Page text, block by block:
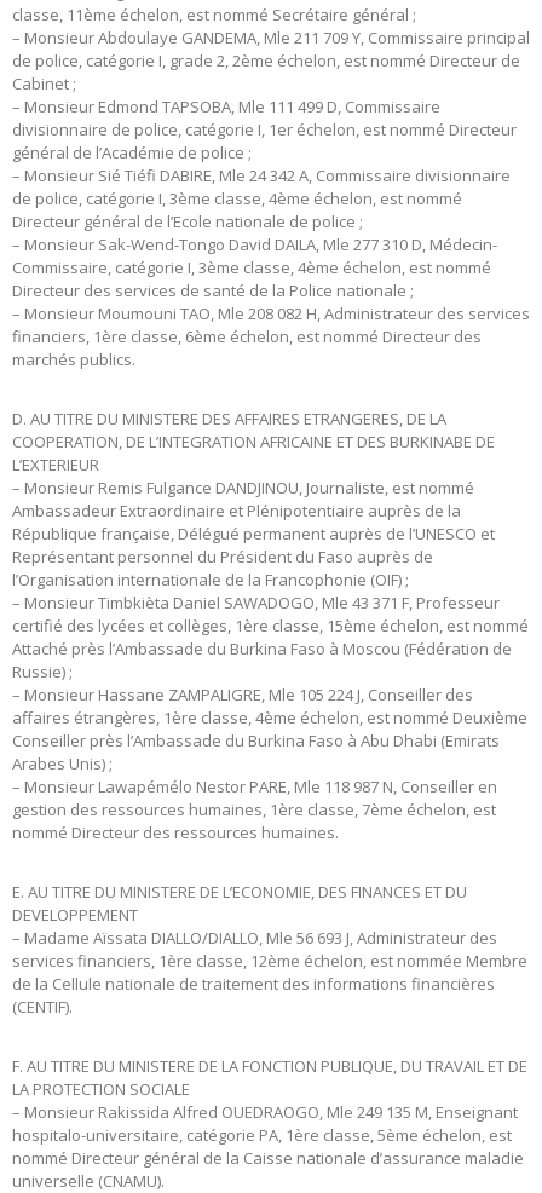
classe, 11ème échelon, est nommé Secrétaire général ;
– Monsieur Abdoulaye GANDEMA, Mle 211 709 Y, Commissaire principal
de police, catégorie I, grade 2, 2ème échelon, est nommé Directeur de
Cabinet ;
– Monsieur Edmond TAPSOBA, Mle 111 499 D, Commissaire
divisionnaire de police, catégorie I, 1er échelon, est nommé Directeur
général de l’Académie de police ;
– Monsieur Sié Tiéfi DABIRE, Mle 24 342 A, Commissaire divisionnaire
de police, catégorie I, 3ème classe, 4ème échelon, est nommé
Directeur général de l’Ecole nationale de police ;
– Monsieur Sak-Wend-Tongo David DAILA, Mle 277 310 D, Médecin-
Commissaire, catégorie I, 3ème classe, 4ème échelon, est nommé
Directeur des services de santé de la Police nationale ;
– Monsieur Moumouni TAO, Mle 208 082 H, Administrateur des services
financiers, 1ère classe, 6ème échelon, est nommé Directeur des
marchés publics.
D. AU TITRE DU MINISTERE DES AFFAIRES ETRANGERES, DE LA
COOPERATION, DE L’INTEGRATION AFRICAINE ET DES BURKINABE DE
L’EXTERIEUR
– Monsieur Remis Fulgance DANDJINOU, Journaliste, est nommé
Ambassadeur Extraordinaire et Plénipotentiaire auprès de la
République française, Délégué permanent auprès de l’UNESCO et
Représentant personnel du Président du Faso auprès de
l’Organisation internationale de la Francophonie (OIF) ;
– Monsieur Timbkièta Daniel SAWADOGO, Mle 43 371 F, Professeur
certifié des lycées et collèges, 1ère classe, 15ème échelon, est nommé
Attaché près l’Ambassade du Burkina Faso à Moscou (Fédération de
Russie) ;
– Monsieur Hassane ZAMPALIGRE, Mle 105 224 J, Conseiller des
affaires étrangères, 1ère classe, 4ème échelon, est nommé Deuxième
Conseiller près l’Ambassade du Burkina Faso à Abu Dhabi (Emirats
Arabes Unis) ;
– Monsieur Lawapémélo Nestor PARE, Mle 118 987 N, Conseiller en
gestion des ressources humaines, 1ère classe, 7ème échelon, est
nommé Directeur des ressources humaines.
E. AU TITRE DU MINISTERE DE L’ECONOMIE, DES FINANCES ET DU
DEVELOPPEMENT
– Madame Aïssata DIALLO/DIALLO, Mle 56 693 J, Administrateur des
services financiers, 1ère classe, 12ème échelon, est nommée Membre
de la Cellule nationale de traitement des informations financières
(CENTIF).
F. AU TITRE DU MINISTERE DE LA FONCTION PUBLIQUE, DU TRAVAIL ET DE
LA PROTECTION SOCIALE
– Monsieur Rakissida Alfred OUEDRAOGO, Mle 249 135 M, Enseignant
hospitalo-universitaire, catégorie PA, 1ère classe, 5ème échelon, est
nommé Directeur général de la Caisse nationale d’assurance maladie
universelle (CNAMU).